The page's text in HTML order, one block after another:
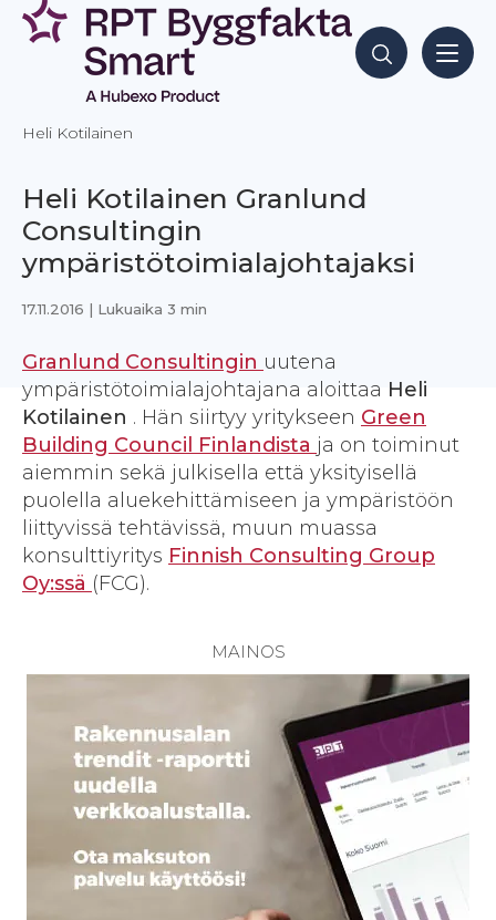
Siirry
sisältöön
Hae sisältöjä
Heli Kotilainen
Heli Kotilainen Granlund
Consultingin
ympäristötoimialajohtajaksi
17.11.2016 | Lukuaika 3 min
Granlund Consultingin uutena
ympäristötoimialajohtajana aloittaa Heli
Kotilainen . Hän siirtyy yritykseen Green
Building Council Finlandista ja on toiminut
aiemmin sekä julkisella että yksityisellä
puolella aluekehittämiseen ja ympäristöön
liittyvissä tehtävissä, muun muassa
konsulttiyritys Finnish Consulting Group
Oy:ssä (FCG).